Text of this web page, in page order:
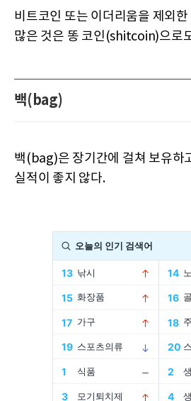
비트코인 또는 이더리움을 제외
많은 것은 똥 코인(shitcoin)으로
백(bag)
백(bag)은 장기간에 걸쳐 보유하
실적이 좋지 않다.